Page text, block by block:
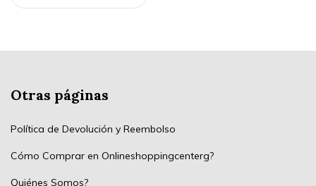
Otras páginas
Política de Devolución y Reembolso
Cómo Comprar en Onlineshoppingcenterg?
Quiénes Somos?